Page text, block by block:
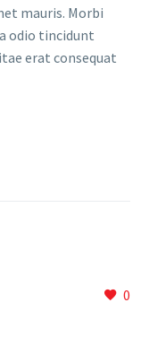
mauris. Morbi
odio tincidunt
erat consequat
0